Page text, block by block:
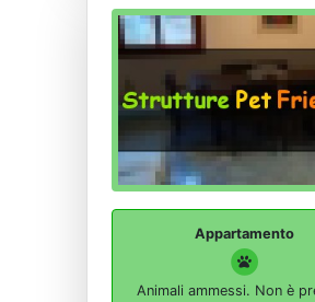
Appartamento
Animali ammessi. Non è